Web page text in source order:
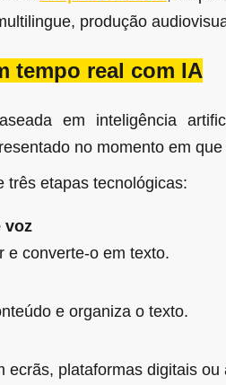
produção
tempo real com IA
em inteligência
no momento em
três etapas tecnológicas:
voz
e converte-o em texto.
e organiza o texto.
ecrãs, plataformas digitais ou